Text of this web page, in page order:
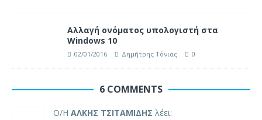
Αλλαγή ονόματος υπολογιστή στα
Windows 10
02/01/2016 Δημήτρης Τόνιας 0
6 COMMENTS
Ο/Η ΑΛΚΗΣ ΤΣΙΤΑΜΙΔΗΣ λέει: